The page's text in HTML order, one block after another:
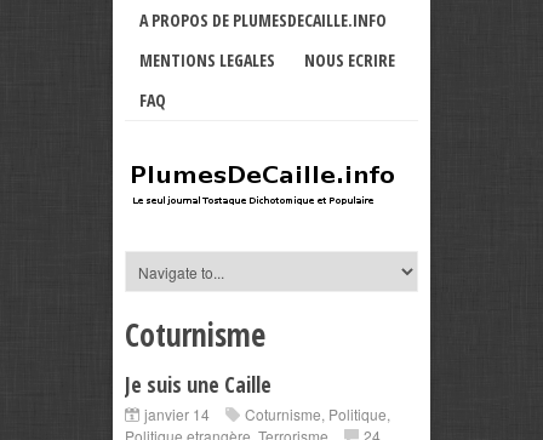
A PROPOS DE PLUMESDECAILLE.INFO
MENTIONS LEGALES
NOUS ECRIRE
FAQ
Coturnisme
Je suis une Caille
janvier 14 Coturnisme, Politique,
Politique etrangère, Terrorisme
24